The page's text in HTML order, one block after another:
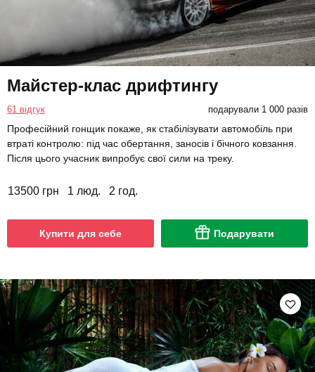
Майстер-клас дрифтингу
61 відгук подарували 1 000 разів
Професійний гонщик покаже, як стабілізувати автомобіль при
втраті контролю: під час обертання, заносів і бічного ковзання.
Після цього учасник випробує свої сили на треку.
13500 грн 1 люд. 2 год.
Купити для себе Подарувати